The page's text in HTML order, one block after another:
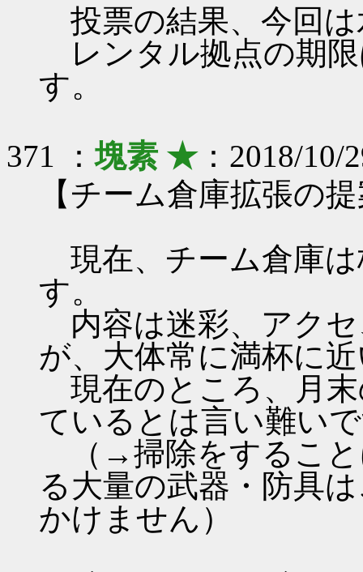
投票の結果、今回
レンタル拠点の期
す。
371 ：塊素 ★：2018/10/
【チーム倉庫拡張の
現在、チーム倉庫
す。
内容は迷彩、アク
が、大体常に満杯に
現在のところ、月
ているとは言い難い
（→掃除をすること
る大量の武器・防具
かけません）